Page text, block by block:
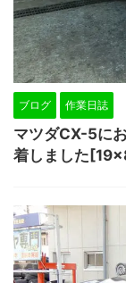
ブログ 作業日誌
マツダCX-5に
着しました